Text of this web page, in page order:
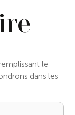
le
dans les